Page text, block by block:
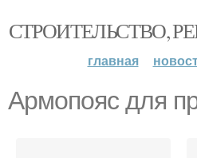
СТРОИТЕЛЬСТВО,
главная
Армопояс для